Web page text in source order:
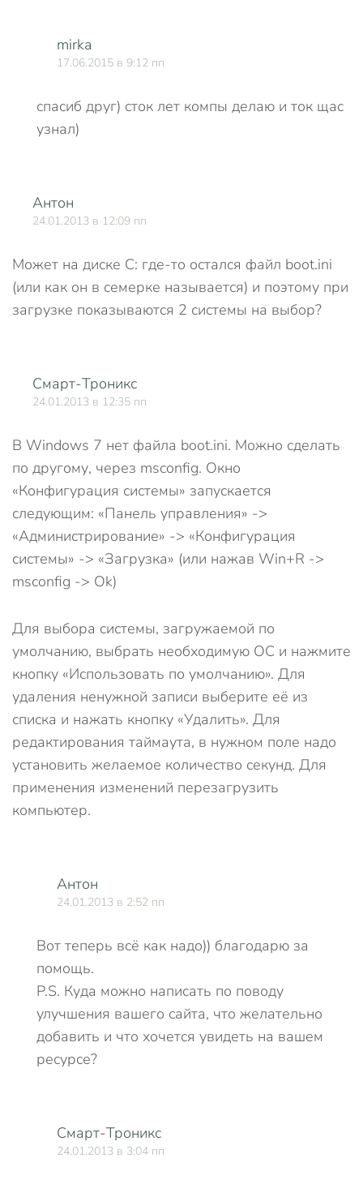
mirka
17.06.2015 в 9:12 пп
спасиб друг) сток лет компы делаю и ток щас
узнал)
Антон
24.01.2013 в 12:09 пп
Может на диске С: где-то остался файл boot.ini
(или как он в семерке называется) и поэтому при
загрузке показываются 2 системы на выбор?
Смарт-Троникс
24.01.2013 в 12:35 пп
В Windows 7 нет файла boot.ini. Можно сделать
по другому, через msconfig. Окно
«Конфигурация системы» запускается
следующим: «Панель управления» ->
«Администрирование» -> «Конфигурация
системы» -> «Загрузка» (или нажав Win+R ->
msconfig -> Ok)
Для выбора системы, загружаемой по
умолчанию, выбрать необходимую OC и нажмите
кнопку «Использовать по умолчанию». Для
удаления ненужной записи выберите её из
списка и нажать кнопку «Удалить». Для
редактирования таймаута, в нужном поле надо
установить желаемое количество секунд. Для
применения изменений перезагрузить
компьютер.
Антон
24.01.2013 в 2:52 пп
Вот теперь всё как надо)) благодарю за
помощь.
P.S. Куда можно написать по поводу
улучшения вашего сайта, что желательно
добавить и что хочется увидеть на вашем
ресурсе?
Смарт-Троникс
24.01.2013 в 3:04 пп